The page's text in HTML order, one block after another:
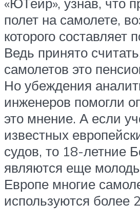
полет на самолете,
которого составляет
Ведь принято
самолетов это
Но убеждения
инженеров помогли
это мнение. А если
известных
судов, то 18-летние
являются еще
Европе многие
используются более